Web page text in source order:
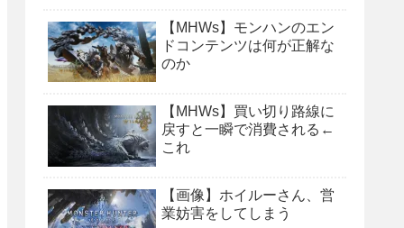
【MHWs】モンハンのエン
ドコンテンツは何が正解な
のか
【MHWs】買い切り路線に
戻すと一瞬で消費される←
これ
【画像】ホイルーさん、営
業妨害をしてしまう